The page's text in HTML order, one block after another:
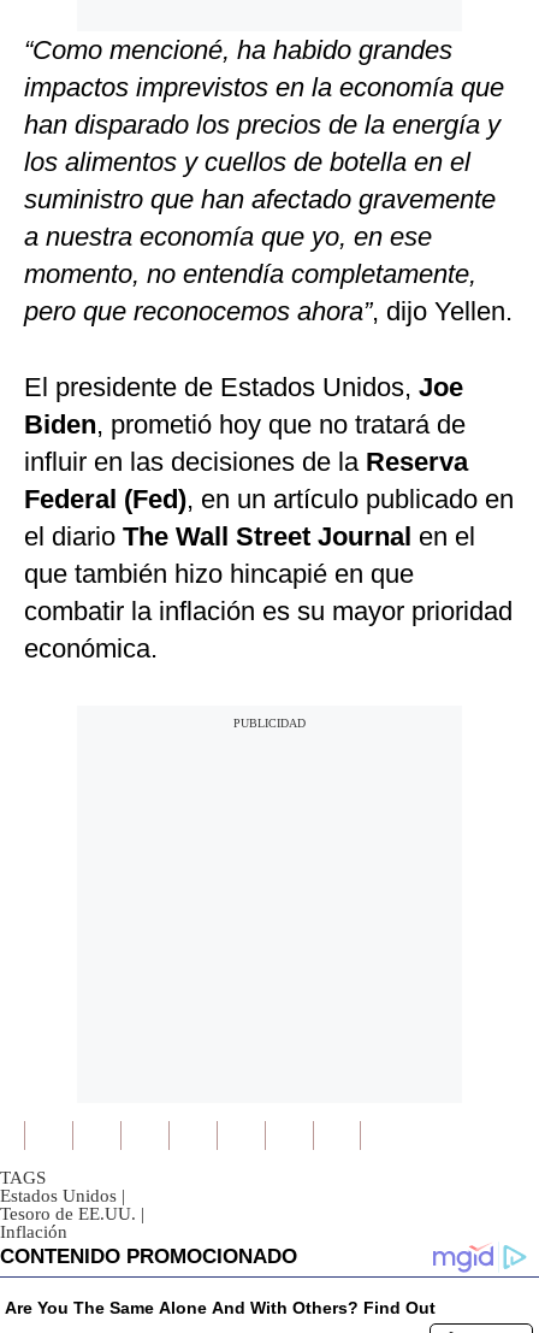
“Como mencioné, ha habido grandes
impactos imprevistos en la economía que
han disparado los precios de la energía y
los alimentos y cuellos de botella en el
suministro que han afectado gravemente
a nuestra economía que yo, en ese
momento, no entendía completamente,
pero que reconocemos ahora”, dijo Yellen.
El presidente de Estados Unidos, Joe
Biden, prometió hoy que no tratará de
influir en las decisiones de la Reserva
Federal (Fed), en un artículo publicado en
el diario The Wall Street Journal en el
que también hizo hincapié en que
combatir la inflación es su mayor prioridad
económica.
TAGS
Estados Unidos |
Tesoro de EE.UU. |
Inflación